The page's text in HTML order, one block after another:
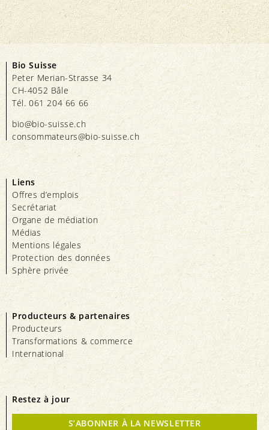
Bio Suisse
Peter Merian-Strasse 34
CH-4052 Bâle
Tél. 061 204 66 66
bio@bio-suisse.ch
consommateurs@bio-suisse.ch
Liens
Offres d’emplois
Secrétariat
Organe de médiation
Médias
Mentions légales
Protection des données
Sphère privée
Producteurs & partenaires
Producteurs
Transformations & commerce
International
Restez à jour
S’ABONNER À LA NEWSLETTER